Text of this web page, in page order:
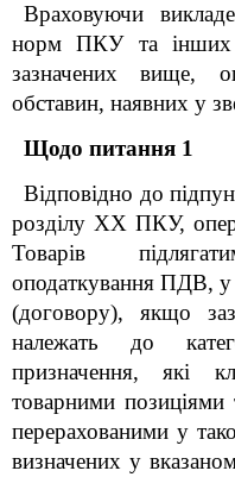
Враховуючи
норм ПКУ та інших
зазначених вище,
обставин, наявних у
Щодо питання 1
Відповідно до
розділу XX ПКУ,
Товарів
оподаткування ПДВ, у
(договору), якщо
належать до
призначення, які
товарними
перерахованими у
визначених у